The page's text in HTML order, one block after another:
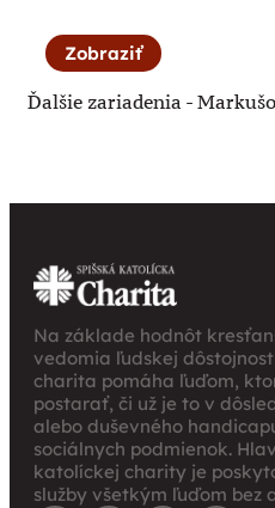
Zobraziť
Ďalšie zariadenia -
Na základe hodnôt
vedomia ľudskej
charita pomáha ľuďom,
postarať, či už je to v
alebo duševného
sociálnych podmienok.
katolíckej charity je
služby všetkým ľuďom bez